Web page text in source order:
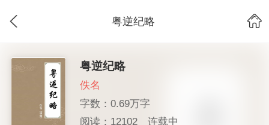
粤逆纪略
粤逆纪略
佚名
字数：0.69万字
阅读：12102
连载中